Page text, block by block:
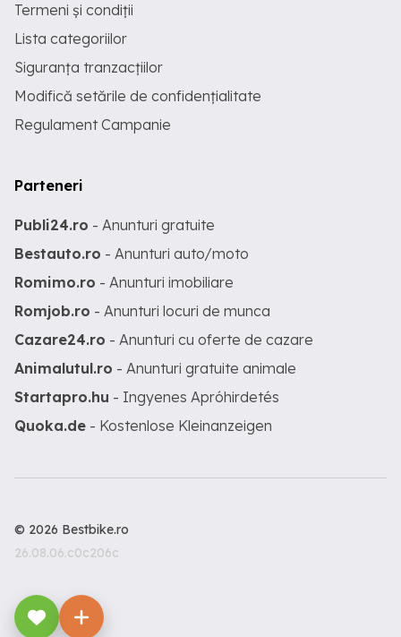
Termeni și condiții
Lista categoriilor
Siguranța tranzacțiilor
Modifică setările de confidențialitate
Regulament Campanie
Parteneri
Publi24.ro - Anunturi gratuite
Bestauto.ro - Anunturi auto/moto
Romimo.ro - Anunturi imobiliare
Romjob.ro - Anunturi locuri de munca
Cazare24.ro - Anunturi cu oferte de cazare
Animalutul.ro - Anunturi gratuite animale
Startapro.hu - Ingyenes Apróhirdetés
Quoka.de - Kostenlose Kleinanzeigen
© 2026 Bestbike.ro
26.08.06.c0c206c